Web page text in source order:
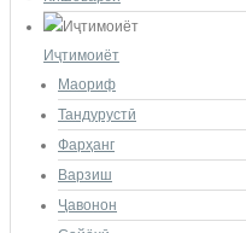
Иҷтимоиёт
Маориф
Тандурустӣ
Фарҳанг
Варзиш
Ҷавонон